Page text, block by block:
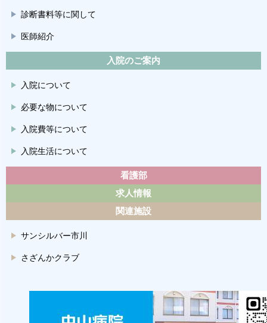
診断書料等に関して
医師紹介
入院のご案内
入院について
必要な物について
入院費等について
入院生活について
看護部
求人情報
関連施設
サンシルバー市川
さざんかクラブ